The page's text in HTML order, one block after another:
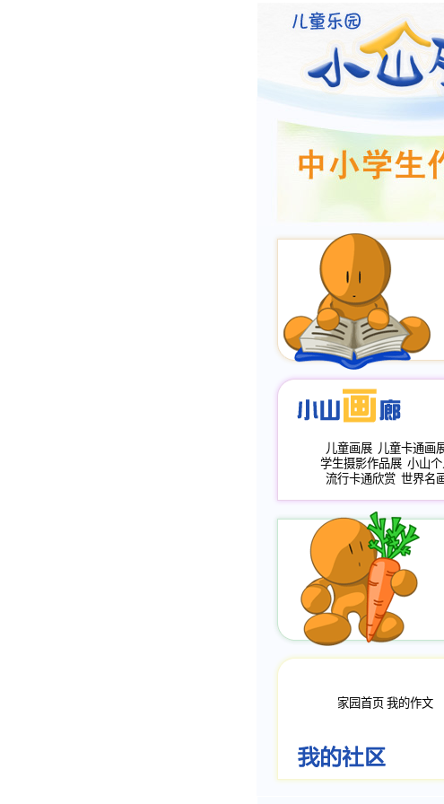
儿童画展 儿童卡通画
学生摄影作品展 小山
流行卡通欣赏 世界名
家园首页 我的作文